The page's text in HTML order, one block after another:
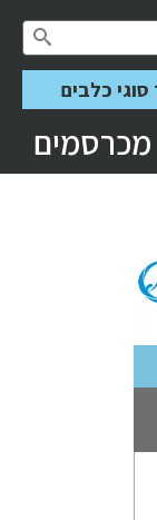
סוגי כלבים
מכרסמים